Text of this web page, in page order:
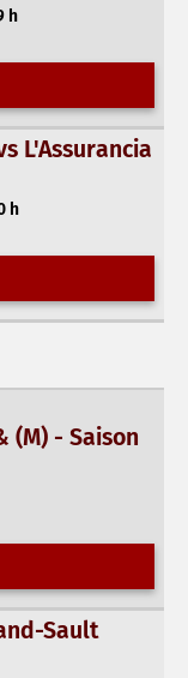
h
L'Assurancia
h
(M) - Saison
Sault